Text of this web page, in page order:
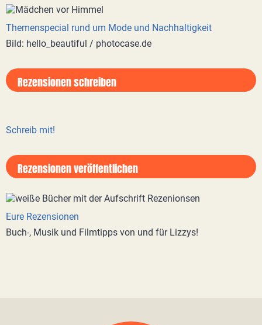
Themenspecial rund um Mode und Nachhaltigkeit
Bild: hello_beautiful / photocase.de
Rezensionen schreiben
Schreib mit!
Rezensionen veröffentlichen
Eure Rezensionen
Buch-, Musik und Filmtipps von und für Lizzys!